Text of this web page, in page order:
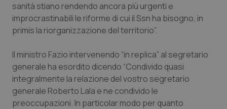
Friuli Venezia Giulia
Liguria
Lombardia
Dermatite Atopica
Diabete & glucometri
Disturbi dell’umore
Dolore
sanità stiano rendendo ancora più urgenti e
improcrastinabili le riforme di cui il Ssn ha bisogno, in
primis la riorganizzazione del territorio”.
Il ministro Fazio intervenendo “in replica” al segretario
generale ha esordito dicendo “Condivido quasi
integralmente la relazione del vostro segretario
generale Roberto Lala e ne condivido le
preoccupazioni. In particolar modo per quanto